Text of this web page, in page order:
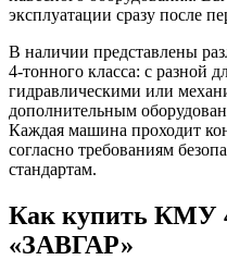
эксплуатации сразу после
В наличии представлены
4-тонного класса: с разной
гидравлическими или
дополнительным
Каждая машина проходит
согласно требованиям
стандартам.
Как купить КМУ
«ЗАВГАР»